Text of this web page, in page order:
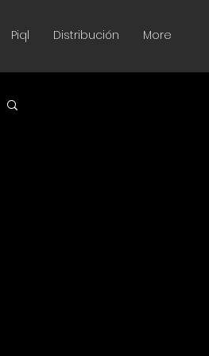
Piql Distribución More